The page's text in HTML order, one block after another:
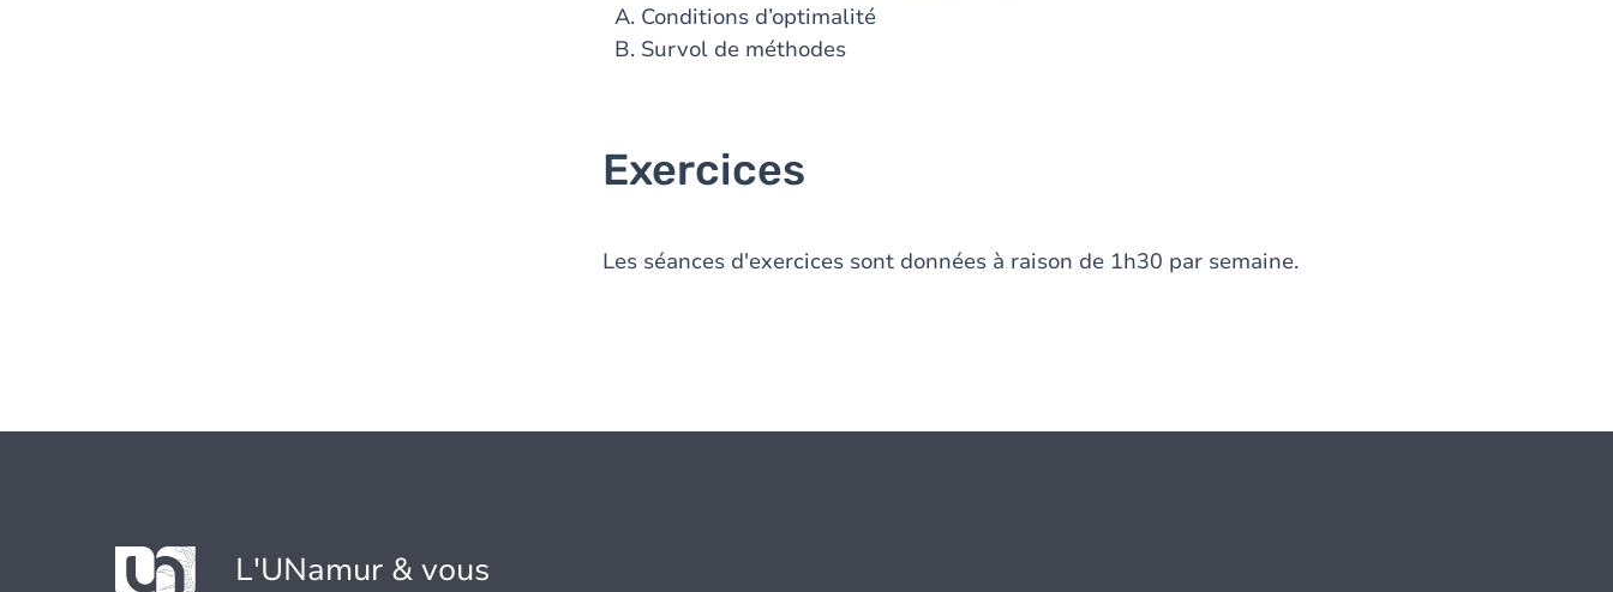
A. Conditions d’optimalité
B. Survol de méthodes
Exercices
Les séances d'exercices sont données à raison de 1h30 par semaine.
L'UNamur & vous